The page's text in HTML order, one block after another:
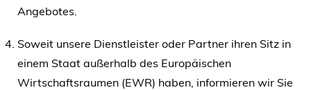
Angebotes.
Soweit unsere Dienstleister oder Partner ihren Sitz in
einem Staat außerhalb des Europäischen
Wirtschaftsraumen (EWR) haben, informieren wir Sie